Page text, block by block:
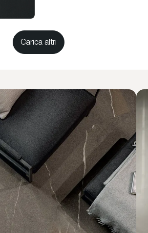
Carica altri